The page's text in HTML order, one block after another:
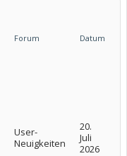
Forum Datum
User-
Neuigkeiten
20.
Juli
2026